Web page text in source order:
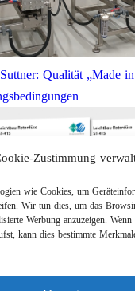
Zustimmung
wie Cookies, um
Wir tun dies, um das
Werbung anzuzeigen.
kann dies bestimmte
Qualität „Made